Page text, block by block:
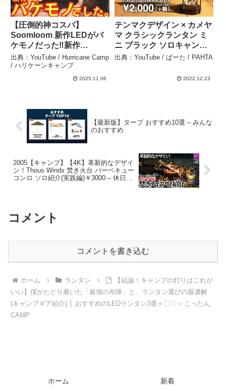
【圧倒的神コスパ】
Soomloom 新作LEDがバ
ケモノだった‼️新作
LED『OMNI』徹底比較レ
ビュー🔥スリムライトミニ
の約1/3価格！でほぼ同ス
ーンキャンプ
出典：YouTube / Hurricane Camp
/ ハリケーンキャンプ
2025.11.06
テンマクデザイン × カメヤ
マ クラシックランタン ミ
ニ ブラック ソロキャンプ
にオススメ キャンプ道具
出典：YouTube / ぱーた / PAHTA
2022.12.23
【最新版】タープ おすすめ10選 – みんな
のおすすめ
2005【キャンプ】【4K】革新的なデザイ
ン！Thous Winds 焚き火台 バーベキュー
コンロ ソロ紹介(実践編)￥3000 – 休日や
コメント
コメントを書き込む
ホーム ランタン
【結論！キャンプの灯りはこれが
いい】僕がたどり着いた「最強の布陣」と、ランタン選びの最適解
(キャンプギア紹介) │ おすすめのLEDランタン3選＋〇〇 – こったん
CAMP
ホーム
新着